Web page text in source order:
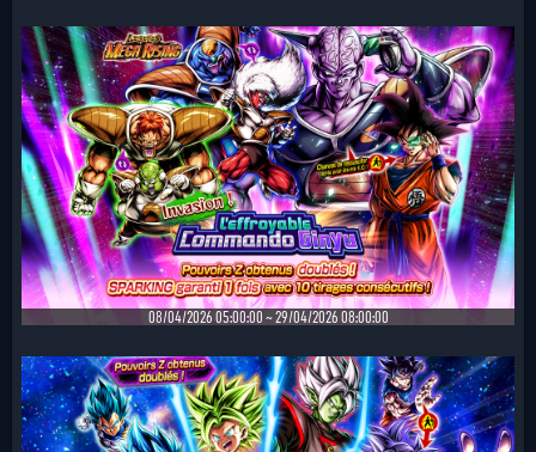
08/04/2026 05:00:00 ~ 29/04/2026 08:00:00